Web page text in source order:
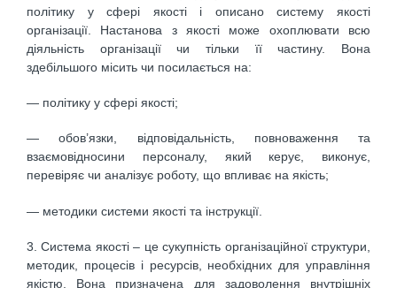
політику у сфері якості і описано систему якості
організації. Настанова з якості може охоплювати всю
діяльність організації чи тільки її частину. Вона
здебільшого місить чи посилається на:
— політику у сфері якості;
— обов’язки, відповідальність, повноваження та
взаємовідносини персоналу, який керує, виконує,
перевіряє чи аналізує роботу, що впливає на якість;
— методики системи якості та інструкції.
3. Система якості – це сукупність організаційної структури,
методик, процесів і ресурсів, необхідних для управління
якістю. Вона призначена для задоволення внутрішніх